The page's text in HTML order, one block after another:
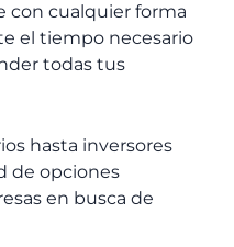
con cualquier forma
el tiempo necesario
todas tus
hasta inversores
de opciones
en busca de